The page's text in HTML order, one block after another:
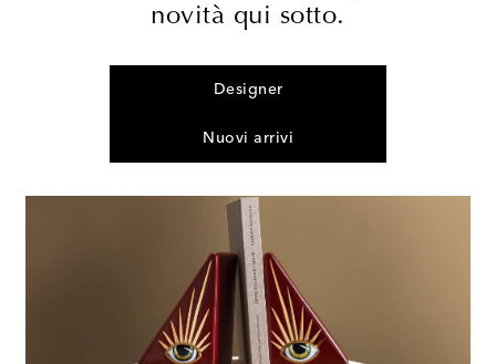
novità qui sotto.
Designer
Nuovi arrivi